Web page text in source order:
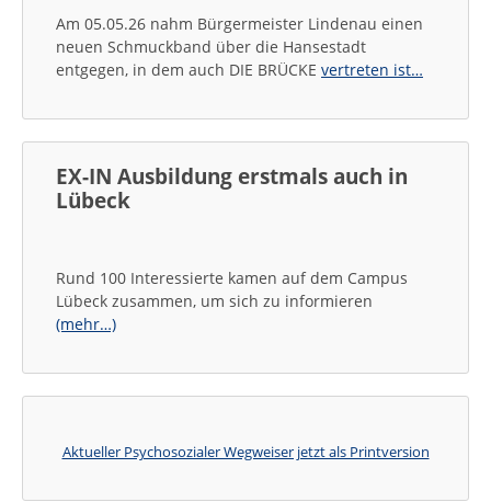
Am 05.05.26 nahm Bürgermeister Lindenau einen
neuen Schmuckband über die Hansestadt
entgegen, in dem auch DIE BRÜCKE vertreten ist…
EX-IN Ausbildung erstmals auch in
Lübeck
Rund 100 Interessierte kamen auf dem Campus
Lübeck zusammen, um sich zu informieren
(mehr…)
Aktueller Psychosozialer Wegweiser jetzt als Printversion